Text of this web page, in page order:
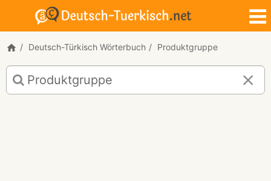
Deutsch-Türkisch Wörterbuch Produktgruppe
Deutsch-
Türkisch
Übersetzung